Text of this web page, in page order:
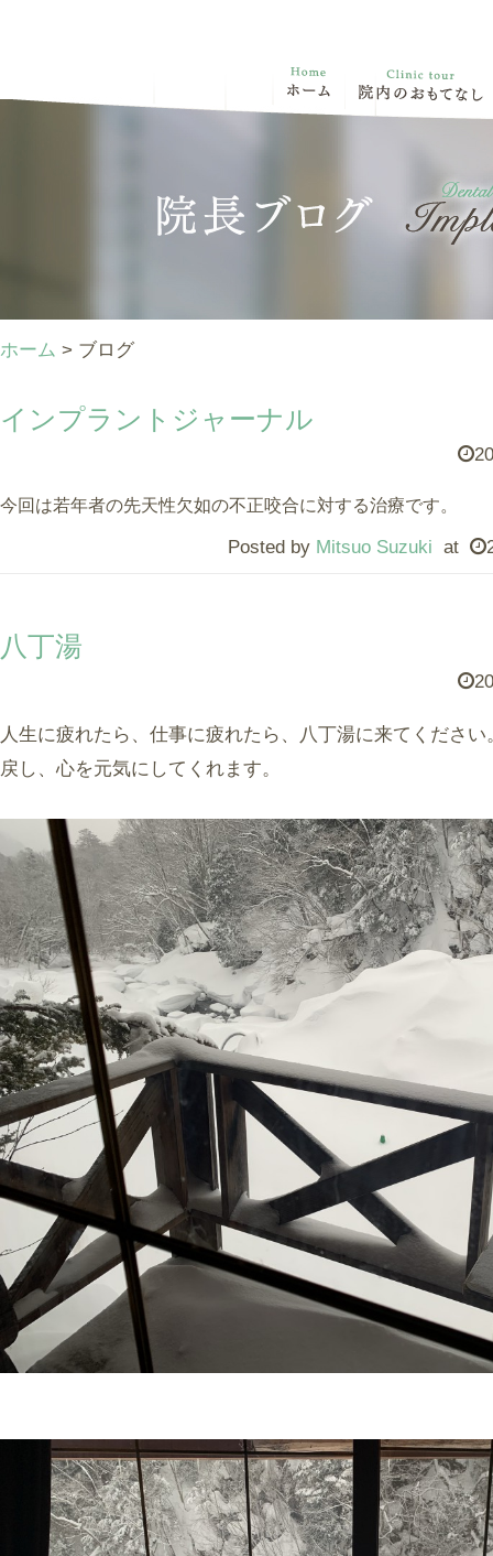
ホーム > ブログ
インプラントジャーナル
今回は若年者の先天性欠如の不正咬合に対する治療です。
Posted by Mitsuo Suzuki at
八丁湯
人生に疲れたら、仕事に疲れたら、八丁湯に来てくださ
戻し、心を元気にしてくれます。